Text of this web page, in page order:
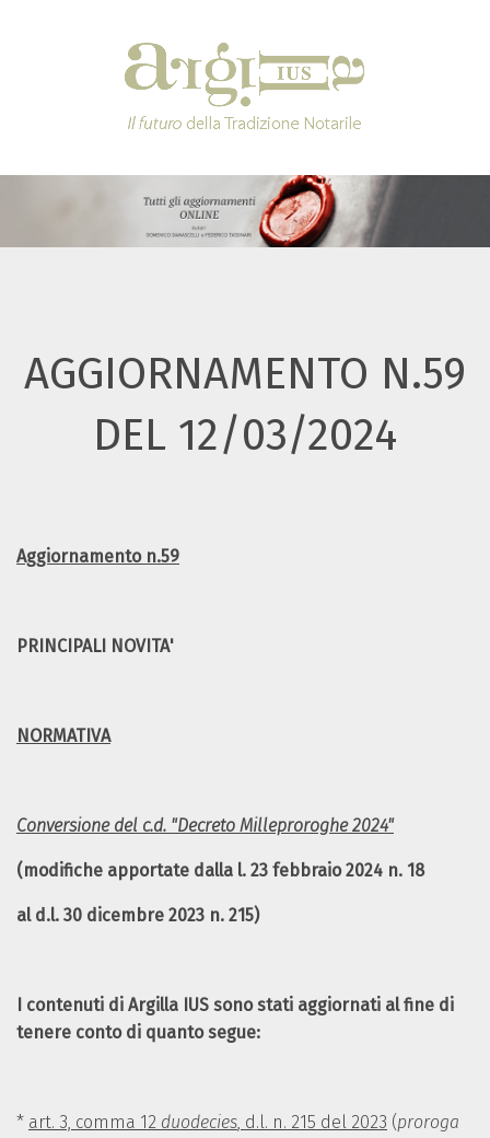
AGGIORNAMENTO N.59
DEL 12/03/2024
Aggiornamento n.59
PRINCIPALI NOVITA'
NORMATIVA
Conversione del c.d. "Decreto Milleproroghe 2024"
(modifiche apportate dalla l. 23 febbraio 2024 n. 18
al d.l. 30 dicembre 2023 n. 215)
I contenuti di Argilla IUS sono stati aggiornati al fine di
tenere conto di quanto segue:
* art. 3, comma 12 duodecies, d.l. n. 215 del 2023 (proroga